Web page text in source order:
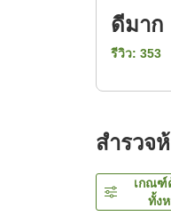
ดีมาก
รีวิว: 353
สำรวจ
เกณฑ์
ทั้ง